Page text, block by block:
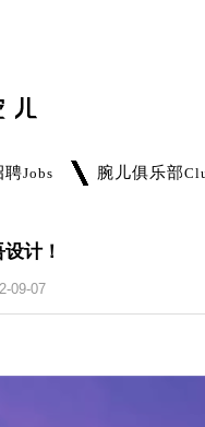
聘Jobs 腕儿俱乐部
计！
09-07